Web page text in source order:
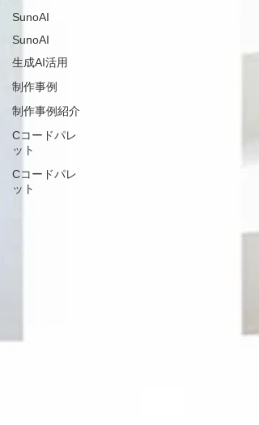
SunoAI
SunoAI
生成AI活用
制作事例
制作事例紹介
Cコードパレ
ット
Cコードパレ
ット